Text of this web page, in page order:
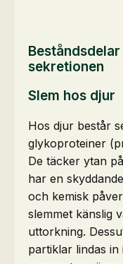
sekretionen
Slem hos djur
Hos djur består
glykoproteiner
De täcker ytan
har en
och kemisk
slemmet känslig
uttorkning.
partiklar lindas in